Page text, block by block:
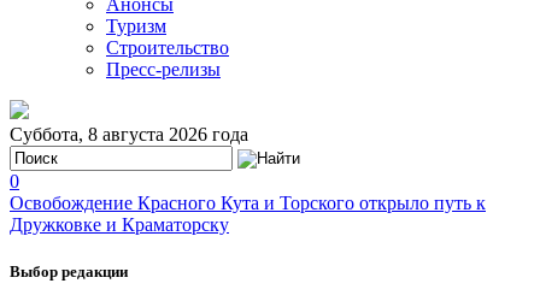
Анонсы
Туризм
Строительство
Пресс-релизы
Суббота, 8 августа 2026 года
0
Освобождение Красного Кута и Торского открыло путь к
Дружковке и Краматорску
Выбор редакции